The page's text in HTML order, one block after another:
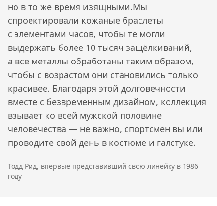
но в то же время изящными.Мы
спроектировали кожаные браслеты
с элементами часов, чтобы те могли
выдержать более 10 тысяч защёлкиваний,
а все металлы обработаны таким образом,
чтобы с возрастом они становились только
красивее. Благодаря этой долговечности
вместе с безвременным дизайном, коллекция
взывает ко всей мужской половине
человечества — не важно, спортсмен вы или
проводите свой день в костюме и галстуке.
Тодд Рид, впервые представивший свою линейку в 1986
году